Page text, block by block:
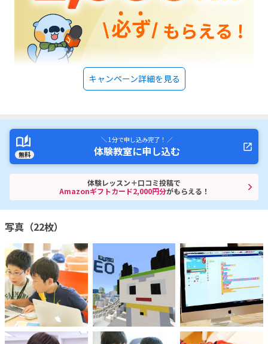
キャンペーン詳細を見る
無料
＼ 1分で申し込み完了！ ／
体験教室に申し込む
体験レッスン＋口コミ投稿で
Amazonギフトカード2,000円分がもらえる！
写真（22枚）